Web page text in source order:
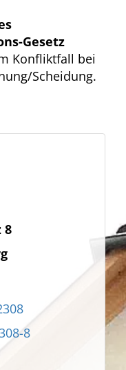
Gesetz
Konfliktfall bei
Scheidung.
8
8